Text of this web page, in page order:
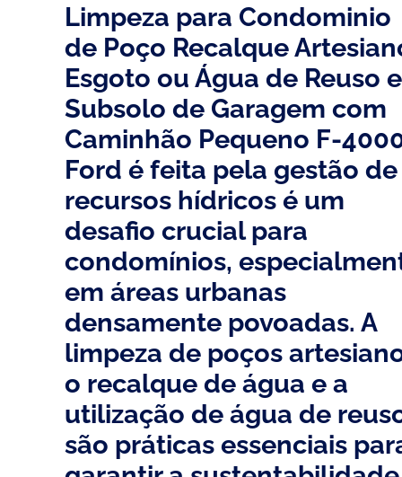
Limpeza para Condominio
de Poço Recalque
Esgoto ou Água de Reuso
Subsolo de Garagem com
Caminhão Pequeno F-
Ford é feita pela gestão de
recursos hídricos é um
desafio crucial para
condomínios,
em áreas urbanas
densamente povoadas. A
limpeza de poços
o recalque de água e a
utilização de água de
são práticas essenciais